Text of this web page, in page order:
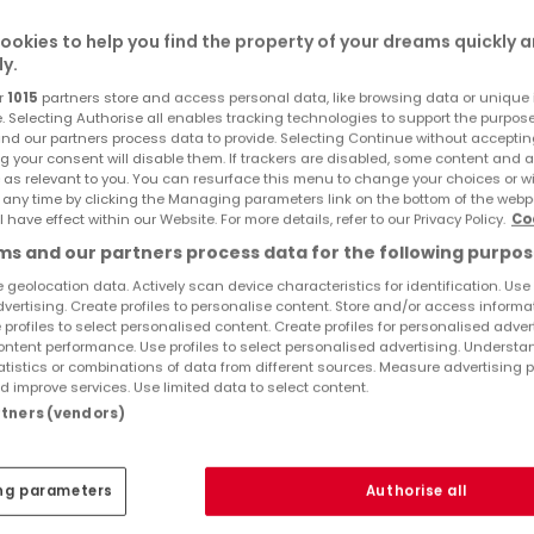
edlen, beinahe herrschaftlichen Eindruck vermittelt. Dies
großer Vorteil dieser Dachform ist, dass im
Möglichkeiten für die Möbelplatzierung eröffnet. Doch
Ausstattungs- und Grundrissdetails. Im etwa 78
Zweiteilung: die Zimmer zum Entspannen und
die funktionalen Räume zur Straßenseite
Koch-Bereich gelangt man direkt auf die Terrasse und
to help you find the property of your dreams quickly
1015 partners store and access personal data, like browsing data or unique
Selecting Authorise all enables tracking technologies to support the
our partners process data to provide. Selecting Continue without
your consent will disable them. If trackers are disabled, some content and
as relevant to you. You can resurface this menu to change your choices or
time by clicking the Managing parameters link on the bottom of the
have effect within our Website. For more details, refer to our Privacy Policy.
and our partners process data for the following
geolocation data. Actively scan device characteristics for identification.
Create profiles to personalise content. Store and/or access
profiles to select personalised content. Create profiles for personalised
performance. Use profiles to select personalised advertising.
or combinations of data from different sources. Measure advertising
improve services. Use limited data to select content.
(vendors)
parameters Authorise all